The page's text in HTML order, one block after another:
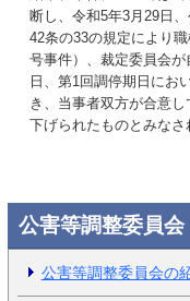
断し、令和5年3月29日
42条の33の規定により
号事件）、裁定委員会
日、第1回調停期日にお
き、当事者双方が合意
下げられたものとみなさ
公害等調整委員会
公害等調整委員会の